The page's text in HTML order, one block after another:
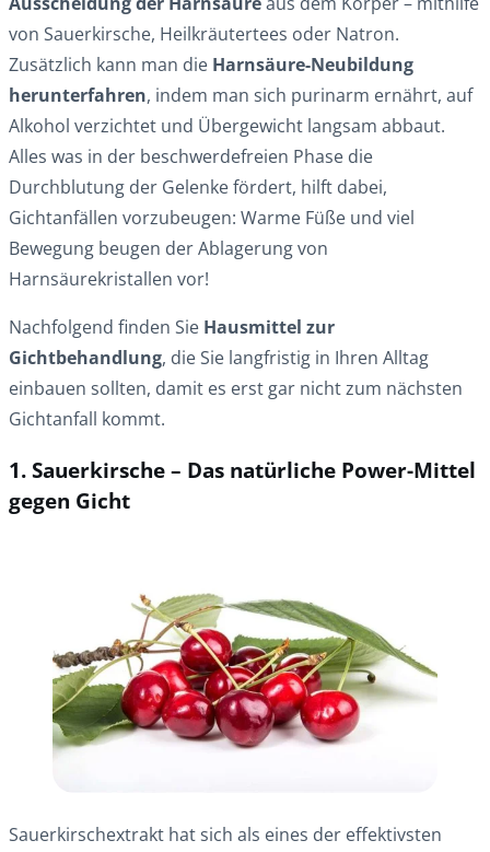
von Sauerkirsche, Heilkräutertees oder Natron.
Zusätzlich kann man die Harnsäure-Neubildung
herunterfahren, indem man sich purinarm ernährt, auf
Alkohol verzichtet und Übergewicht langsam abbaut.
Alles was in der beschwerdefreien Phase die
Durchblutung der Gelenke fördert, hilft dabei,
Gichtanfällen vorzubeugen: Warme Füße und viel
Bewegung beugen der Ablagerung von
Harnsäurekristallen vor!
Nachfolgend finden Sie Hausmittel zur
Gichtbehandlung, die Sie langfristig in Ihren Alltag
einbauen sollten, damit es erst gar nicht zum nächsten
Gichtanfall kommt.
1. Sauerkirsche – Das natürliche Power-Mittel
gegen Gicht
Sauerkirschextrakt hat sich als eines der effektivsten